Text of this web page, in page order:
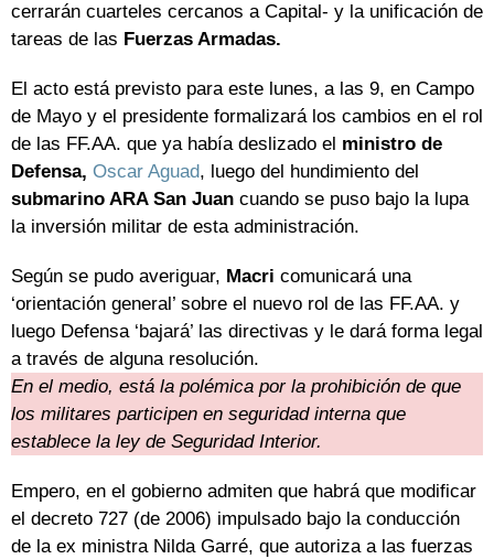
cerrarán cuarteles cercanos a Capital- y la unificación de
tareas de las Fuerzas Armadas.
El acto está previsto para este lunes, a las 9, en Campo
de Mayo y el presidente formalizará los cambios en el rol
de las FF.AA. que ya había deslizado el ministro de
Defensa, Oscar Aguad, luego del hundimiento del
submarino ARA San Juan cuando se puso bajo la lupa
la inversión militar de esta administración.
Según se pudo averiguar, Macri comunicará una
‘orientación general’ sobre el nuevo rol de las FF.AA. y
luego Defensa ‘bajará’ las directivas y le dará forma legal
a través de alguna resolución.
En el medio, está la polémica por la prohibición de que
los militares participen en seguridad interna que
establece la ley de Seguridad Interior.
Empero, en el gobierno admiten que habrá que modificar
el decreto 727 (de 2006) impulsado bajo la conducción
de la ex ministra Nilda Garré, que autoriza a las fuerzas